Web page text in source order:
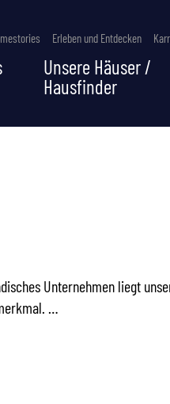
Erleben und Entdecken
Unsere Häuser /
Hausfinder
Unternehmen liegt
…